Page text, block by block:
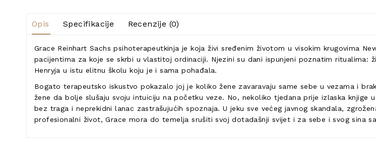
Opis Specifikacije Recenzije (0)
Grace Reinhart Sachs psihoterapeutkinja je koja živi sređenim životom u visokim krugovima
pacijentima za koje se skrbi u vlastitoj ordinaciji. Njezini su dani ispunjeni poznatim ritualima:
Henryja u istu elitnu školu koju je i sama pohađala.
Bogato terapeutsko iskustvo pokazalo joj je koliko žene zavaravaju same sebe u vezama i
žene da bolje slušaju svoju intuiciju na početku veze. No, nekoliko tjedana prije izlaska
bez traga i neprekidni lanac zastrašujućih spoznaja. U jeku sve većeg javnog skandala,
profesionalni život, Grace mora do temelja srušiti svoj dotadašnji svijet i za sebe i svog sina